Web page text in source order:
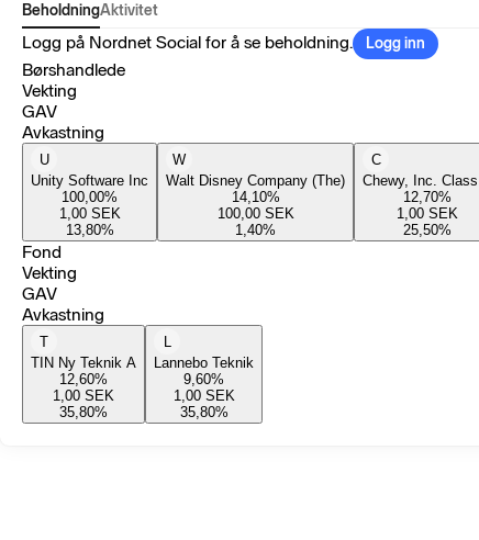
BeholdningAktivitet
Logg på Nordnet Social for å se beholdning. Logg inn
Børshandlede
Vekting
GAV
Avkastning
U
Unity Software Inc
100,00%
1,00 SEK
13,80%
W
Walt Disney Company (The)
14,10%
100,00 SEK
1,40%
C
Chewy, Inc.
12,70%
1,00 SEK
25,50%
Fond
Vekting
GAV
Avkastning
T
TIN Ny Teknik A
12,60%
1,00 SEK
35,80%
L
Lannebo Teknik
9,60%
1,00 SEK
35,80%